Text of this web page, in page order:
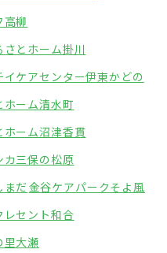
高柳
さとホーム掛川
イケアセンター伊東かどの
ホーム清水町
ホーム沼津香貫
カ三保の松原
まだ 金谷ケアパークそよ風
レセント和合
里大瀬